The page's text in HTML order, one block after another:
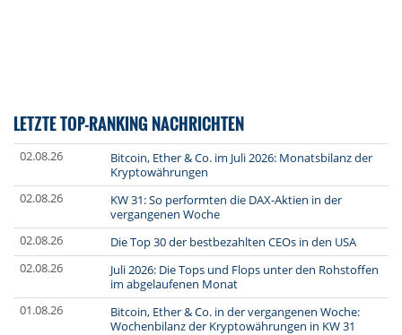
LETZTE TOP-RANKING NACHRICHTEN
02.08.26
Bitcoin, Ether & Co. im Juli 2026: Monatsbilanz der
Kryptowährungen
02.08.26
KW 31: So performten die DAX-Aktien in der
vergangenen Woche
02.08.26
Die Top 30 der bestbezahlten CEOs in den USA
02.08.26
Juli 2026: Die Tops und Flops unter den Rohstoffen
im abgelaufenen Monat
01.08.26
Bitcoin, Ether & Co. in der vergangenen Woche:
Wochenbilanz der Kryptowährungen in KW 31